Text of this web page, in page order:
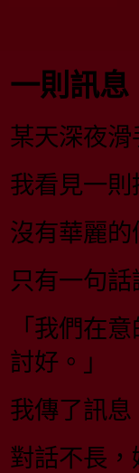
一則訊息
某天深夜
我看見一
沒有華麗
只有一句
「我們在
討好。」
我傳了訊息
對話不長